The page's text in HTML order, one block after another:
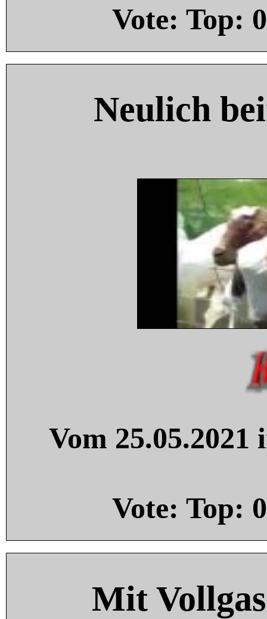
Vote: Top: 0
Neulich
Vom
Vote: Top: 0
Mit